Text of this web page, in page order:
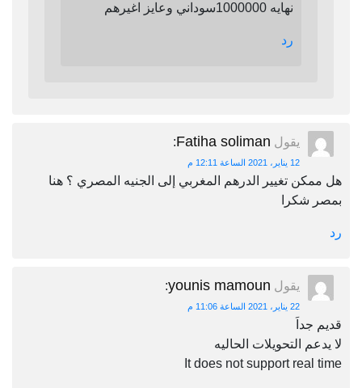
نهايه 1000000سوداني وعايز اغيرهم
رد
يقول Fatiha soliman
:
12 يناير، 2021 الساعة 12:11 م
هل ممكن تغيير الدرهم المغربي إلى الجنيه المصري ؟ هنا
بمصر شكرا
رد
يقول younis mamoun
:
22 يناير، 2021 الساعة 11:06 م
قديم جداَ
لا يدعم التحويلات الحاليه
It does not support real time